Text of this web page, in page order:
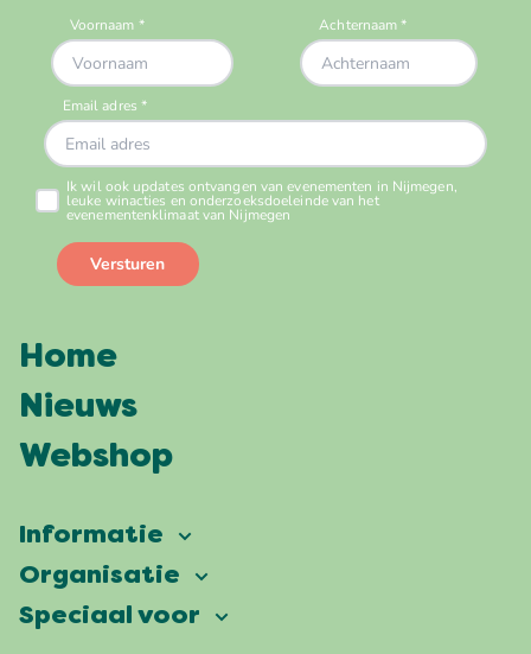
Home
Nieuws
Webshop
Informatie
Vierdaagsefeesten
Veelgestelde vragen
Organisatie
Onze ambitie
Speciaal voor